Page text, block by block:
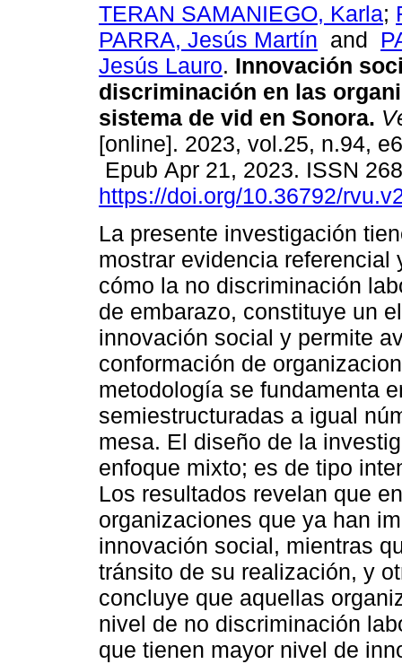
TERAN SAMANIEGO, Karla;
PARRA, Jesús Martín and
Jesús Lauro. Innovación
discriminación en las
sistema de vid en Sonora.
[online]. 2023, vol.25, n.94,
Epub Apr 21, 2023. ISSN
https://doi.org/10.36792/
La presente investigación
mostrar evidencia referencial
cómo la no discriminación
de embarazo, constituye un
innovación social y permite
conformación de
metodología se fundamenta
semiestructuradas a igual
mesa. El diseño de la
enfoque mixto; es de tipo
Los resultados revelan que
organizaciones que ya han
innovación social, mientras
tránsito de su realización, y
concluye que aquellas
nivel de no discriminación
que tienen mayor nivel de